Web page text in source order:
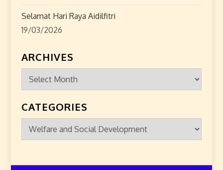
Selamat Hari Raya Aidilfitri
19/03/2026
ARCHIVES
Archives
CATEGORIES
Categories